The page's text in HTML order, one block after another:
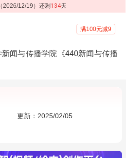
2026/12/19）还剩 134天
满100元减9
闻与传播学院《440新闻与传播
更新：2025/02/05